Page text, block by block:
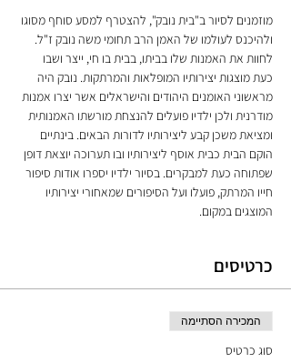
מוזמנים לסיור ב"בית נובק", להצטרף למסע סוחף מסוגו
ולהיכנס לעולמו של האמן הרב תחומי משה נובק ז"ל.
לחוות את האמנות שלו בביתו, בבית בו חי, ייצר ושבו
כעת מוצגות יצירותיו המופלאות והמרתקות. נובק היה
מראשוני האומנים היהודים והישראלים אשר יצרו אמנות
מודרנית ולכן ילדיו פועלים להנצחת מורשתו האמנותית
ומציאת משכן קבע ליצירותיו לדורות הבאים. בינתיים
הוקם הבית כבית אוסף ליצירותיו ובו תערוכה יוצאת דופן
שפתוחה כעת למבקרים. בסיור ילדיו יספרו אודות סיפור
חייו המרתק, פועלו ועל הסיפורים שמאחורי יצירותיו
המוצגים במקום.
כרטיסים
המכירה הסתיימה
סוג כרטיס